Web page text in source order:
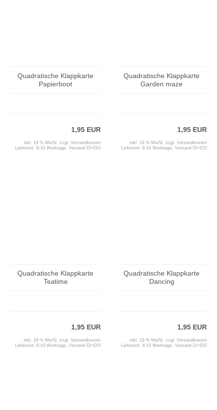
Quadratische Klappkarte
Papierboot
1,95 EUR
inkl. 19 % MwSt. zzgl. Versandkosten
Lieferzeit: 8-10 Werktage, Versand DI+DO
Quadratische Klappkarte
Garden maze
1,95 EUR
inkl. 19 % MwSt. zzgl. Versandkosten
Lieferzeit: 8-10 Werktage, Versand DI+DO
Quadratische Klappkarte
Teatime
1,95 EUR
inkl. 19 % MwSt. zzgl. Versandkosten
Lieferzeit: 8-10 Werktage, Versand DI+DO
Quadratische Klappkarte
Dancing
1,95 EUR
inkl. 19 % MwSt. zzgl. Versandkosten
Lieferzeit: 8-10 Werktage, Versand DI+DO